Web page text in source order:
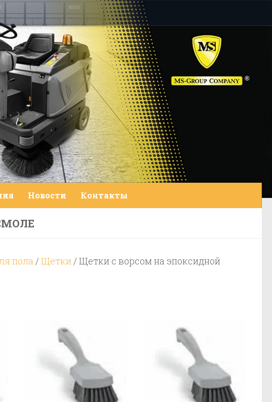
Новости Контакты
пола / Щетки / Щетки с ворсом на эпоксидной